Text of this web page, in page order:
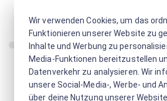
Wir verwenden Cookies, um das
Funktionieren unserer Website zu
Inhalte und Werbung zu
Media-Funktionen bereitzustellen
Datenverkehr zu analysieren. Wir
unsere Social-Media-, Werbe- und
über deine Nutzung unserer